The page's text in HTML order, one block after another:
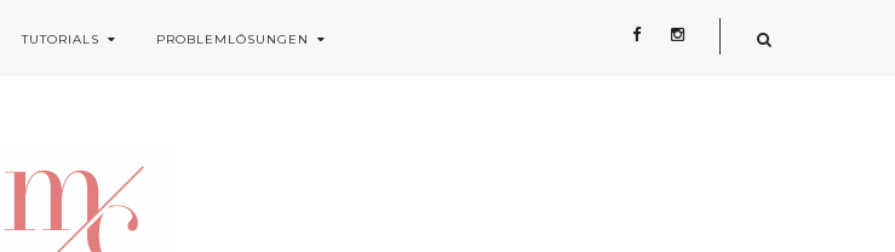
TUTORIALS PROBLEMLÖSUNGEN